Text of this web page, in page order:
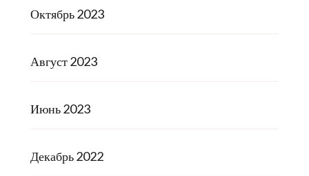
Октябрь 2023
Август 2023
Июнь 2023
Декабрь 2022